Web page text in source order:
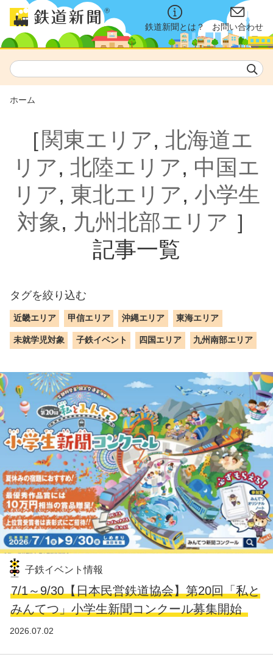
鉄道新聞とは？ お問い合わせ
ホーム
［関東エリア, 北海道エ
リア, 北陸エリア, 中国エ
リア, 東北エリア, 小学生
対象, 九州北部エリア ］
記事一覧
タグを絞り込む
近畿エリア 甲信エリア 沖縄エリア 東海エリア
未就学児対象 子鉄イベント 四国エリア 九州南部エリア
子鉄イベント情報
7/1～9/30【日本民営鉄道協会】第20回「私と
みんてつ」小学生新聞コンクール募集開始
2026.07.02